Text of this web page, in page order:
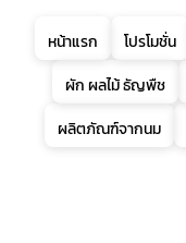
หน้าแรก โปรโมชั่น
ผัก ผลไม้ ธัญพืช
ผลิตภัณฑ์จากนม